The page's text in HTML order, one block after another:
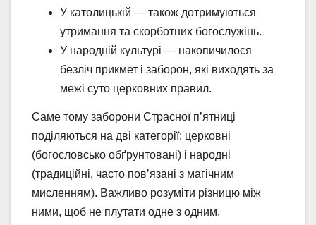
У католицькій — також дотримуються
утримання та скорботних богослужінь.
У народній культурі — накопичилося
безліч прикмет і заборон, які виходять за
межі суто церковних правил.
Саме тому заборони Страсної п’ятниці
поділяються на дві категорії: церковні
(богословсько обґрунтовані) і народні
(традиційні, часто пов’язані з магічним
мисленням). Важливо розуміти різницю між
ними, щоб не плутати одне з одним.